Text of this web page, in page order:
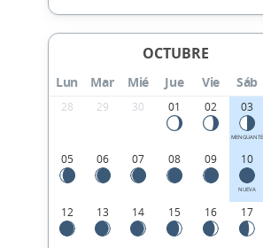
OCTUBRE
Lun Mar Mié Jue Vie Sáb
28 29 30 01 02 03
MENGUANTE
05 06 07 08 09 10
NUEVA
12 13 14 15 16 17